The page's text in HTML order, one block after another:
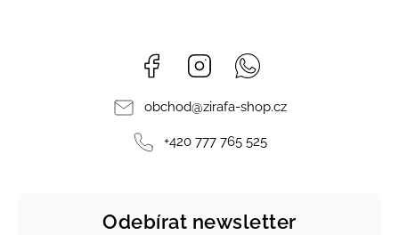
Facebook Instagram
obchod@zirafa-shop.cz
+420 777 765 525
Odebírat newsletter